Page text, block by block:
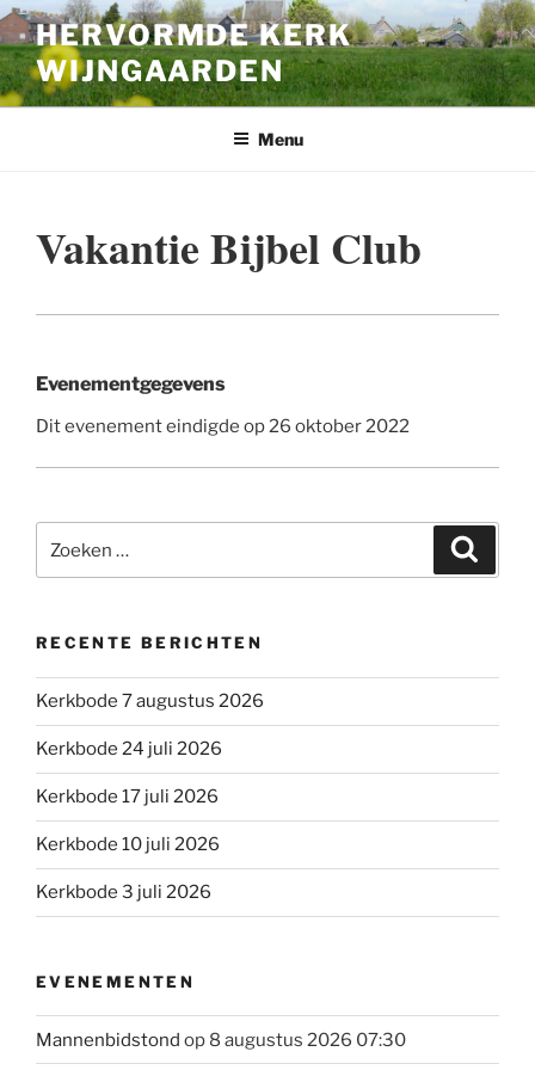
Ga
naar
de
inhoud
HERVORMDE KERK
WIJNGAARDEN
Menu
Vakantie Bijbel Club
Evenementgegevens
Dit evenement eindigde op 26 oktober 2022
naar:
RECENTE BERICHTEN
Kerkbode 7 augustus 2026
Kerkbode 24 juli 2026
Kerkbode 17 juli 2026
Kerkbode 10 juli 2026
Kerkbode 3 juli 2026
EVENEMENTEN
Mannenbidstond op 8 augustus 2026 07:30